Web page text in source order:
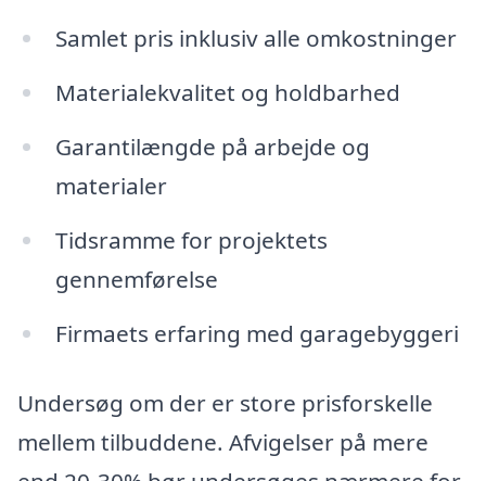
Samlet pris inklusiv alle omkostninger
Materialekvalitet og holdbarhed
Garantilængde på arbejde og
materialer
Tidsramme for projektets
gennemførelse
Firmaets erfaring med garagebyggeri
Undersøg om der er store prisforskelle
mellem tilbuddene. Afvigelser på mere